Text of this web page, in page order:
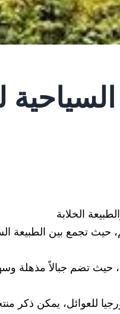
الخلابة
تجمع بين الطبيعة
حيث تضم جبالاً
للعوائل، يمكن